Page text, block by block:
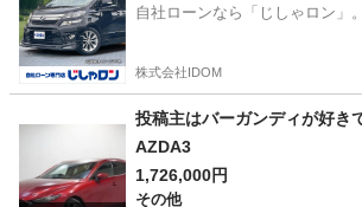
自社ローンなら「じしゃロン」
株式会社IDOM
投稿主はバーガンディが好
AZDA3
1,726,000円
その他